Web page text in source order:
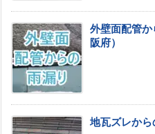
外壁面配管
阪府）
地瓦ズレから